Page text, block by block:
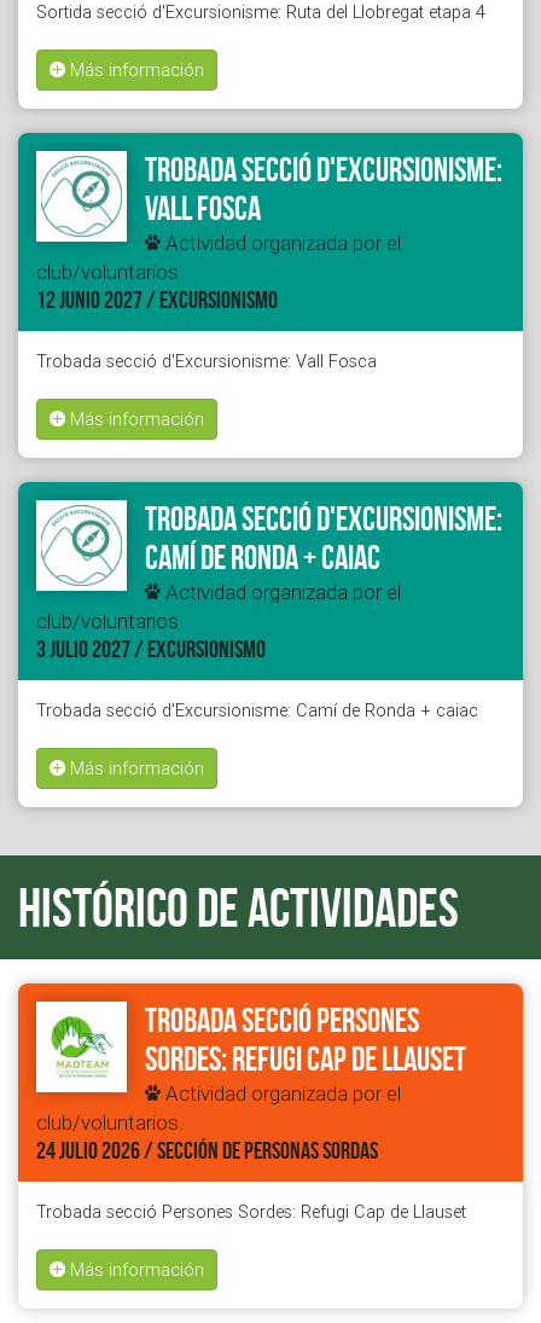
Sortida secció d'Excursionisme: Ruta del Llobregat etapa 4
Más información
Trobada secció d'Excursionisme:
Vall Fosca
Actividad organizada por el
club/voluntarios.
12 JUNIO 2027 / EXCURSIONISMO
Trobada secció d'Excursionisme: Vall Fosca
Más información
Trobada secció d'Excursionisme:
Camí de Ronda + caiac
Actividad organizada por el
club/voluntarios.
3 JULIO 2027 / EXCURSIONISMO
Trobada secció d'Excursionisme: Camí de Ronda + caiac
Más información
Histórico de actividades
Trobada secció Persones
Sordes: Refugi Cap de Llauset
Actividad organizada por el
club/voluntarios.
24 JULIO 2026 / SECCIÓN DE PERSONAS SORDAS
Trobada secció Persones Sordes: Refugi Cap de Llauset
Más información